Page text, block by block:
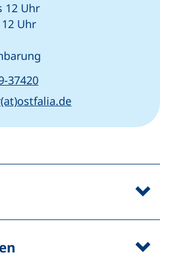
12 Uhr
Uhr
37420(startet einen
(öffnet Ihr E-Mail-